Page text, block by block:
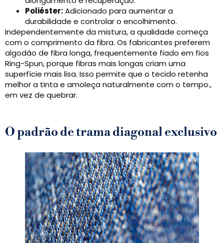
Poliéster:Adicionado para aumentar a
durabilidade e controlar o encolhimento.
Independentemente da mistura, a qualidade começa
com o comprimento da fibra. Os fabricantes preferem
algodão de fibra longa, frequentemente fiado em fios
Ring-Spun, porque fibras mais longas criam uma
superfície mais lisa. Isso permite que o tecido retenha
melhor a tinta e amoleça naturalmente com o tempo.,
em vez de quebrar.
O padrão de trama diagonal exclusivo